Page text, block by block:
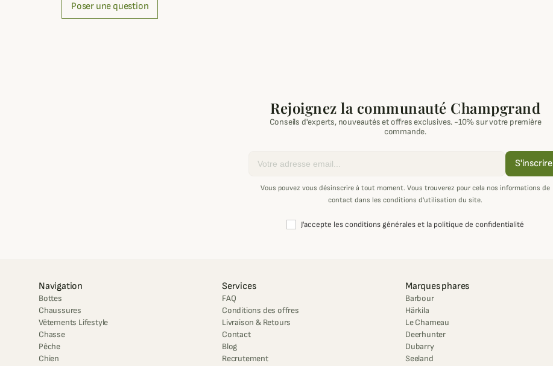
Poser une question
Rejoignez la communauté Champgrand
Conseils d'experts, nouveautés et offres exclusives. -10% sur votre première
commande.
S'inscrire
Vous pouvez vous désinscrire à tout moment. Vous trouverez pour cela nos informations de
contact dans les conditions d'utilisation du site.
J'accepte les conditions générales et la politique de confidentialité
Navigation
Bottes
Chaussures
Vêtements Lifestyle
Chasse
Pêche
Chien
Services
FAQ
Conditions des offres
Livraison & Retours
Contact
Blog
Recrutement
Marques phares
Barbour
Härkila
Le Chameau
Deerhunter
Dubarry
Seeland